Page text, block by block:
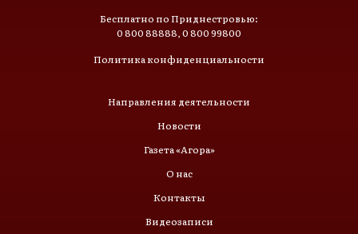
Бесплатно по Приднестровью:
0 800 88888, 0 800 99800
Политика конфиденциальности
Направления деятельности
Новости
Газета «Агора»
О нас
Контакты
Видеозаписи